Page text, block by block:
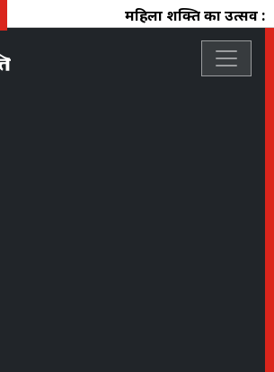
महिला शक्ति का उत्सव :